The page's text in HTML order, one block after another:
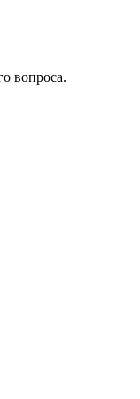
вопроса.